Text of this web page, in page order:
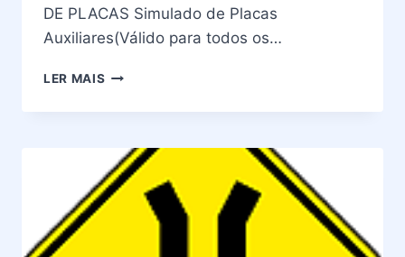
DE PLACAS Simulado de Placas
Auxiliares(Válido para todos os…
LER MAIS PLACAS
TRÂNSITO
SIGNIFICADO
DA
PLACA
A-